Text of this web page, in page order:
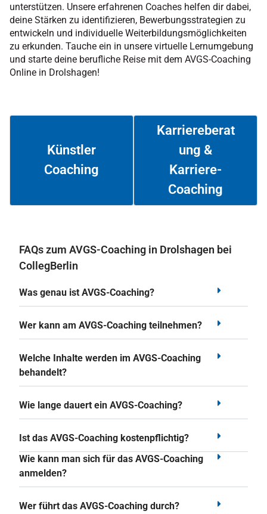
unterstützen. Unsere erfahrenen Coaches helfen dir dabei,
deine Stärken zu identifizieren, Bewerbungsstrategien zu
entwickeln und individuelle Weiterbildungsmöglichkeiten
zu erkunden. Tauche ein in unsere virtuelle Lernumgebung
und starte deine berufliche Reise mit dem AVGS-Coaching
Online in Drolshagen!
Künstler
Coaching
Weiterlesen
Karriereberat
ung &
Karriere-
Coaching
Weiterlesen
FAQs zum AVGS-Coaching in Drolshagen bei
CollegBerlin
Was genau ist AVGS-Coaching?
Wer kann am AVGS-Coaching teilnehmen?
Welche Inhalte werden im AVGS-Coaching
behandelt?
Wie lange dauert ein AVGS-Coaching?
Ist das AVGS-Coaching kostenpflichtig?
Wie kann man sich für das AVGS-Coaching
anmelden?
Wer führt das AVGS-Coaching durch?